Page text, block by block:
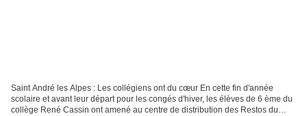
Saint André les Alpes : Les collégiens ont du cœur En cette fin d'année
scolaire et avant leur départ pour les congés d'hiver, les élèves de 6 ème du
collège René Cassin ont amené au centre de distribution des Restos du